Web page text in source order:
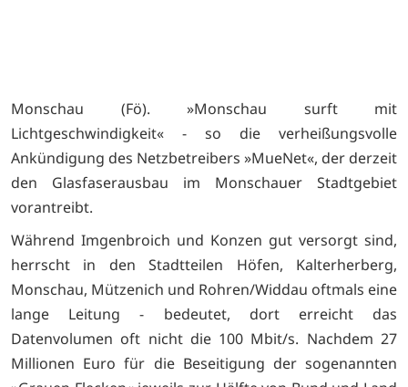
Monschau (Fö). »Monschau surft mit
Lichtgeschwindigkeit« - so die verheißungsvolle
Ankündigung des Netzbetreibers »MueNet«, der derzeit
den Glasfaserausbau im Monschauer Stadtgebiet
vorantreibt.
Während Imgenbroich und Konzen gut versorgt sind,
herrscht in den Stadtteilen Höfen, Kalterherberg,
Monschau, Mützenich und Rohren/Widdau oftmals eine
lange Leitung - bedeutet, dort erreicht das
Datenvolumen oft nicht die 100 Mbit/s. Nachdem 27
Millionen Euro für die Beseitigung der sogenannten